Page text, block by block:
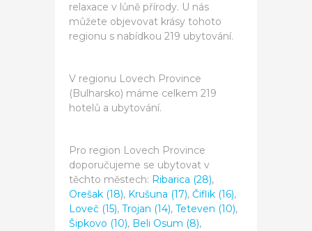
relaxace v lůně přírody. U nás
můžete objevovat krásy tohoto
regionu s nabídkou 219 ubytování.
V regionu Lovech Province
(Bulharsko) máme celkem 219
hotelů a ubytování.
Pro region Lovech Province
doporučujeme se ubytovat v
těchto městech: Ribarica (28),
Orešak (18), Krušuna (17), Čiflik (16),
Loveč (15), Trojan (14), Teteven (10),
Šipkovo (10), Beli Osum (8),